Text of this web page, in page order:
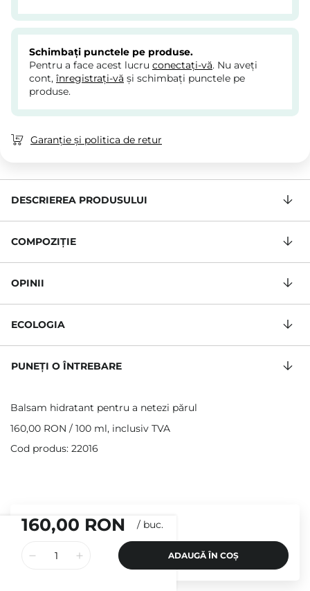
160,00 RON / buc.
ADAUGĂ ÎN COȘ
Schimbați punctele pe produse.
Pentru a face acest lucru conectați-vă. Nu aveți
cont, înregistrați-vă și schimbați punctele pe
produse.
Garanție și politica de retur
DESCRIEREA PRODUSULUI
COMPOZIŢIE
OPINII
ECOLOGIA
PUNEȚI O ÎNTREBARE
Balsam hidratant pentru a netezi părul
160,00 RON / 100 ml, inclusiv TVA
Cod produs: 22016